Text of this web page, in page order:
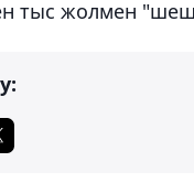
тыс жолмен